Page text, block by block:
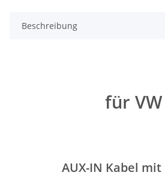
Beschreibung
für VW
AUX-IN Kabel mit